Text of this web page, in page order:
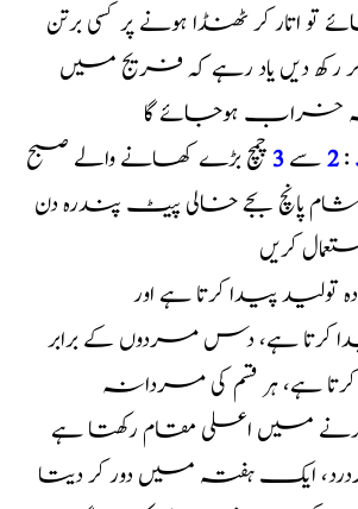
تو اتار کر ٹھنڈا ہونے پر کسی برتن
دیں یاد رہے کہ فریج میں
خراب ہوجائے گا
:
2سے3چمچ بڑے کھانے والے صبح
پانچ بجے خالی پیٹ پندرہ دن
کریں
تولید پیدا کرتا ہے اور
ہے، دس مردوں کے برابر
ہے، ہر قسم کی مردانہ
کرنے میں اعلی مقام رکھتا ہے
ایک ہفتہ میں دور کر دیتا